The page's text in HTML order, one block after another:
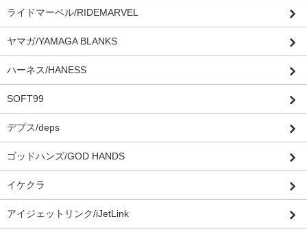
ライドマーベル/RIDEMARVEL
ヤマガ/YAMAGA BLANKS
ハーネス/HANESS
SOFT99
デプス/deps
ゴッドハンズ/GOD HANDS
イケクラ
アイジェットリンク/iJetLink